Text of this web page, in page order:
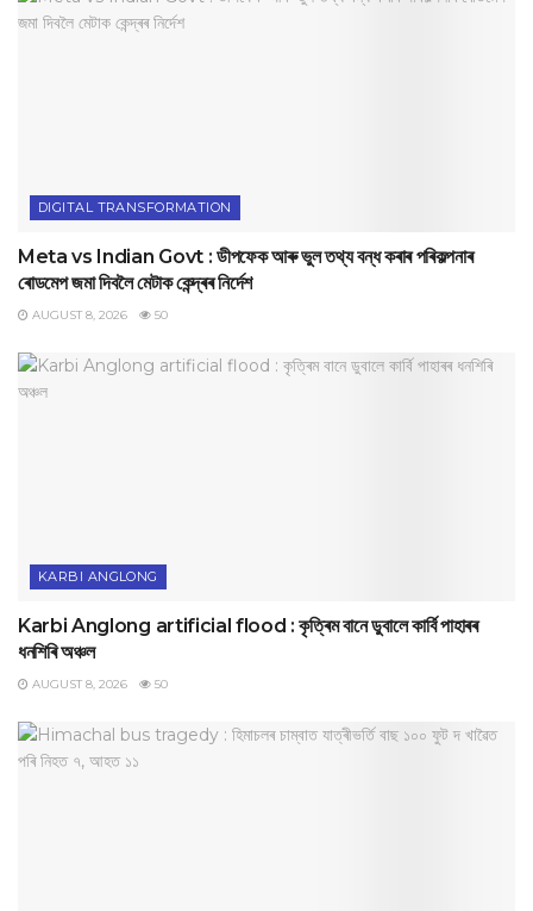
DIGITAL TRANSFORMATION
Meta vs Indian Govt : ডীপফেক আৰু ভুল তথ্য বন্ধ কৰাৰ পৰিকল্পনাৰ
ৰোডমেপ জমা দিবলৈ মেটাক কেন্দ্ৰৰ নিৰ্দেশ
AUGUST 8, 2026 50
KARBI ANGLONG
Karbi Anglong artificial flood : কৃত্ৰিম বানে ডুবালে কাৰ্বি পাহাৰৰ
ধনশিৰি অঞ্চল
AUGUST 8, 2026 50